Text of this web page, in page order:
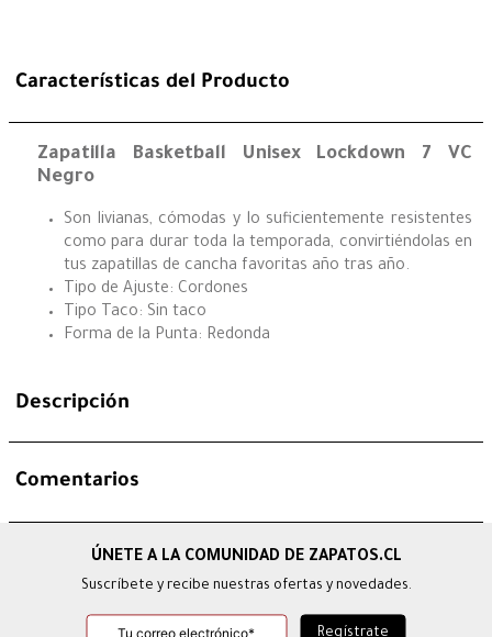
Características del Producto
Zapatilla Basketball Unisex Lockdown 7 VC
Negro
Son livianas, cómodas y lo suficientemente resistentes
como para durar toda la temporada, convirtiéndolas en
tus zapatillas de cancha favoritas año tras año.
Tipo de Ajuste: Cordones
Tipo Taco: Sin taco
Forma de la Punta: Redonda
Descripción
Comentarios
Suscríbete y recibe nuestras ofertas y novedades.